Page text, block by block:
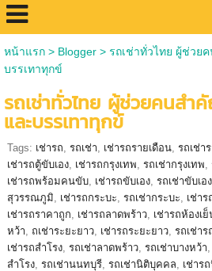
หน้าแรก> Blogger> รถเช่าทั่วไทย ผู้ช่วย
บรรเทาทุกข์
รถเช่าทั่วไทย ผู้ช่วยคนสำ
และบรรเทาทุกข์
Tags: เช่ารถ, รถเช่า, เช่ารถรายเดือน, รถเช่า
เช่ารถตู้ขับเอง, เช่ารถกรุงเทพ, รถเช่ากรุงเทพ,
เช่ารถพร้อมคนขับ, เช่ารถขับเอง, รถเช่าขับเอง
สุวรรณภูมิ, เช่ารถกระบะ, รถเช่ากระบะ, เช่า
เช่ารถราคาถูก, เช่ารถลาดพร้าว, เช่ารถห้องเย็
หว้า, ถเช่าระยะยาว, เช่ารถระยะยาว, รถเช่าร
เช่ารถสำโรง, รถเช่าลาดพร้าว, รถเช่าบางหว้า,
สำโรง, รถเช่านนทบุรี, รถเช่านิติบุคคล, เช่าร